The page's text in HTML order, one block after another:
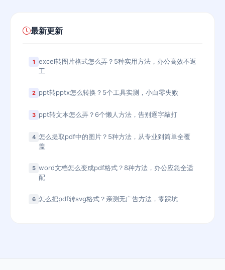
最新更新
1 excel转图片格式怎么弄？5种实用方法，办公高效不返
工
2 ppt转pptx怎么转换？5个工具实测，小白零失败
3 ppt转文本怎么弄？6个懒人方法，告别逐字敲打
4 怎么提取pdf中的图片？5种方法，从专业到简单全覆
盖
5 word文档怎么变成pdf格式？8种方法，办公应急全适
配
6 怎么把pdf转svg格式？亲测无广告方法，零踩坑